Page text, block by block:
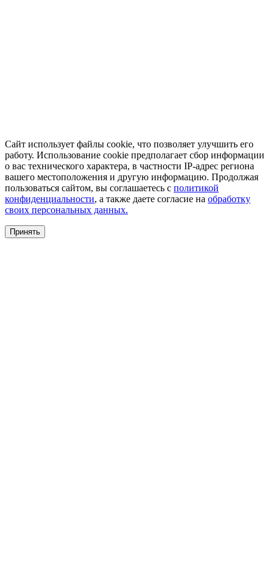
Сайт использует файлы cookie, что позволяет улучшить его
работу. Использование cookie предполагает сбор информации
о вас технического характера, в частности IP-адрес региона
вашего местоположения и другую информацию. Продолжая
пользоваться сайтом, вы соглашаетесь с политикой
конфиденциальности, а также даете согласие на обработку
своих персональных данных.
Принять